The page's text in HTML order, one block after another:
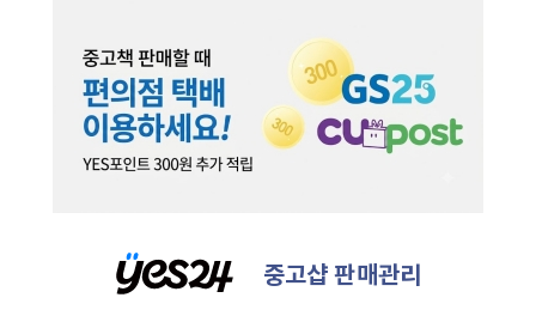
중고샵 판매관리